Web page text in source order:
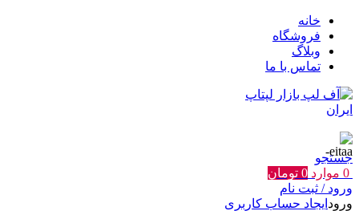
خانه
فروشگاه
وبلاگ
تماس با ما
جستجو
0 موارد 0 تومان
ورود / ثبت نام
ورود ایجاد حساب کاربری